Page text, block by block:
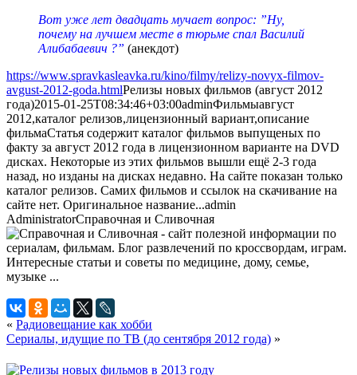
Вот уже лет двадцать мучает вопрос: ”Ну,
почему на лучшем месте в тюрьме спал Василий
Алибабаевич ?” (анекдот)
https://www.spravkasleavka.ru/kino/filmy/relizy-novyx-filmov-
avgust-2012-goda.htmlРелизы новых фильмов (август 2012
года)2015-01-25T08:34:46+03:00adminФильмыавгуст
2012,каталог релизов,лицензионный вариант,описание
фильмаСтатья содержит каталог фильмов выпущеных по
факту за август 2012 года в лицензионном варианте на DVD
дисках. Некоторые из этих фильмов вышли ещё 2-3 года
назад, но изданы на дисках недавно. На сайте показан только
каталог релизов. Самих фильмов и ссылок на скачивание на
сайте нет. Оригинальное название...admin
AdministratorСправочная и Сливочная
« Радиовещание как хобби
Сериалы, идущие по ТВ (до сентября 2012 года) »